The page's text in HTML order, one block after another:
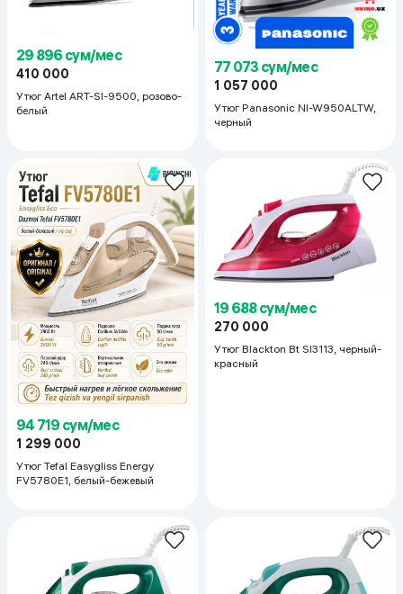
29 896 сум/мес
410 000
Утюг Artel ART-SI-9500, розово-
белый
77 073 сум/мес
1 057 000
Утюг Panasonic NI-W950ALTW,
черный
94 719 сум/мес
1 299 000
Утюг Tefal Easygliss Energy
FV5780E1, белый-бежевый
19 688 сум/мес
270 000
Утюг Blackton Bt SI3113, черный-
красный